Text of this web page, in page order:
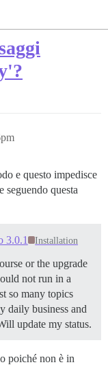
e questo impedisce
seguendo questa
3.0.1 Installation
or the upgrade
not run in a
so many topics
daily business and
update my status.
poiché non è in